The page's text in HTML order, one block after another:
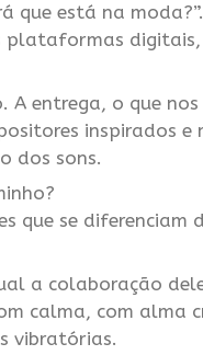
que está na
plataformas
entrega, o que nos
inspirados
dos sons.
que se diferenciam
a colaboração
calma, com alma
vibratórias.